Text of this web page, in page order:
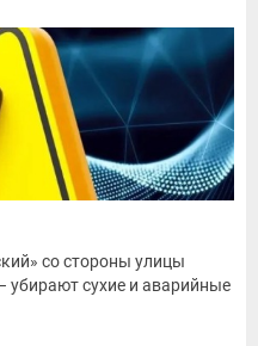
со стороны улицы
убирают сухие и аварийные